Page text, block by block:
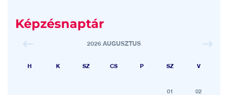
Képzésnaptár
2026 AUGUSZTUS
H K SZ CS P SZ V
01 02